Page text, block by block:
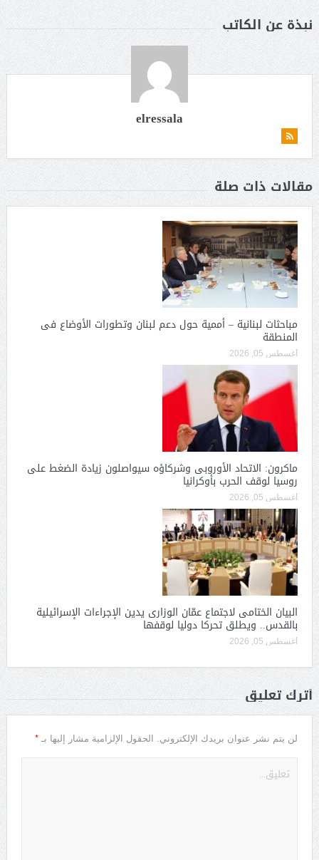
نبذة عن الكاتب
elressala
مقالات ذات صلة
مباحثات لبنانية – أممية حول دعم لبنان وتطورات الأوضاع فى
المنطقة
أغسطس 05, 2026
ماكرون: الاتحاد الأوروبى وشركاؤه سيواصلون زيادة الضغط على
روسيا لوقف الحرب بأوكرانيا
أغسطس 05, 2026
البيان الختامى لاجتماع عمّان الوزارى يدين الإجراءات الإسرائيلية
بالقدس.. ويطلق تحركا دوليا لوقفها
أغسطس 05, 2026
أترك تعليق
لن يتم نشر عنوان بريدك الإلكتروني. الحقول الإلزامية مشار إليها بـ *